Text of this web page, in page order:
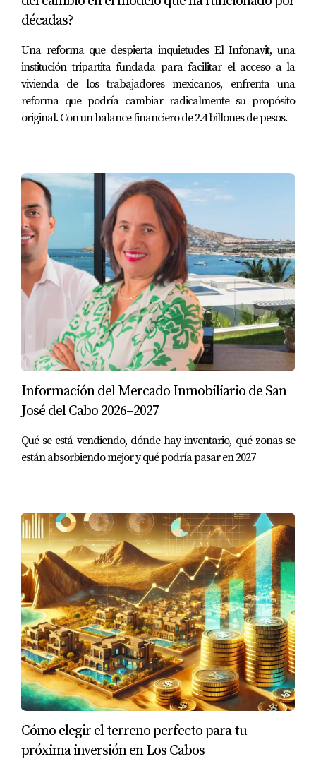
Comprobante de Domicilio
Comprobantes de Ingresos: Estados de cuenta
y declaraciones de impuestos.
Historial Crediticio : Reporte de crédito del país
Condiciones Principales:
Plazo: Hasta 20 años.
Tasa de Interés: Variable y competitiva.
Financiamiento Directo por
Desarrolladores
Quivira Los Cabos
Quivira ofrece financiamiento directo a extranjeros
para la compra de sus lujosos condominios y casas.
Este desarrollador es conocido por sus proyectos de
alta gama y condiciones de financiamiento flexibles.
Condominios: Desde $400,000 USD.
Tasa de Interés : Más flexible que la de los
bancos tradicionales.
Grupo Bilson
Grupo Bilson ofrece financiamiento directo para la
compra de terrenos y condominios. Este
desarrollador es una excelente opción para aquellos
que buscan invertir en propiedades desde un punto
de entrada más accesible.
Opciones de Financiamiento:
Terrenos: Desde $70,000 USD.
Condominios: Desde $146,000 USD.
Tasa de Interés: Flexible y adaptada al perfil
del comprador.
Plazo: Varía según el acuerdo.
décadas?
Una reforma que despierta inquietudes El Infonavit, una
institución tripartita fundada para facilitar el acceso a la
vivienda de los trabajadores mexicanos, enfrenta una
reforma que podría cambiar radicalmente su propósito
original. Con un balance financiero de 2.4 billones de pesos.
Información del Mercado Inmobiliario de San
José del Cabo 2026–2027
Qué se está vendiendo, dónde hay inventario, qué zonas se
están absorbiendo mejor y qué podría pasar en 2027
Cómo elegir el terreno perfecto para tu
próxima inversión en Los Cabos